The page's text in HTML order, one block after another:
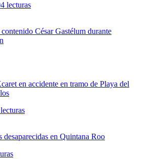
lecturas
César Gastélum durante
en accidente en tramo de Playa del
lecturas
desaparecidas en Quintana Roo